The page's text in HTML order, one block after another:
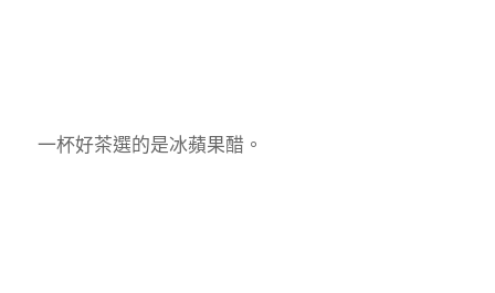
一杯好茶選的是冰蘋果醋。